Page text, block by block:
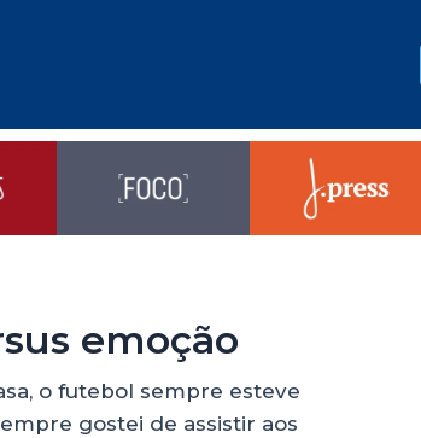
emoção
o futebol sempre esteve
gostei de assistir aos